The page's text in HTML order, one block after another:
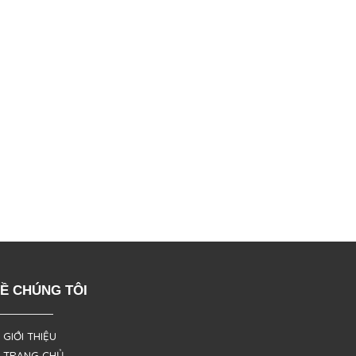
CHÚNG TÔI
THIỆU